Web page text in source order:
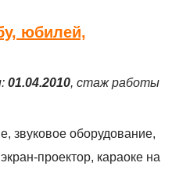
юбилей,
01.04.2010, стаж работы
звуковое оборудование,
проектор, караоке на